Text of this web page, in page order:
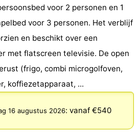
voor 2 personen en 1
voor 3 personen. Het verblijf
en beschikt over een
met flatscreen televisie. De open
(frigo, combi microgolfoven,
koffiezetapparaat, ...
16 augustus 2026: vanaf €540